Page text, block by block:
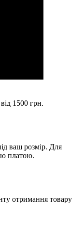
1500 грн.
ваш розмір. Для
платою.
отримання товару